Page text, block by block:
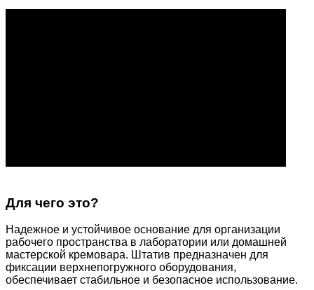
Для чего это?
Надежное и устойчивое основание для организации
рабочего пространства в лаборатории или домашней
мастерской кремовара. Штатив предназначен для
фиксации верхнепогружного оборудования,
обеспечивает стабильное и безопасное использование.